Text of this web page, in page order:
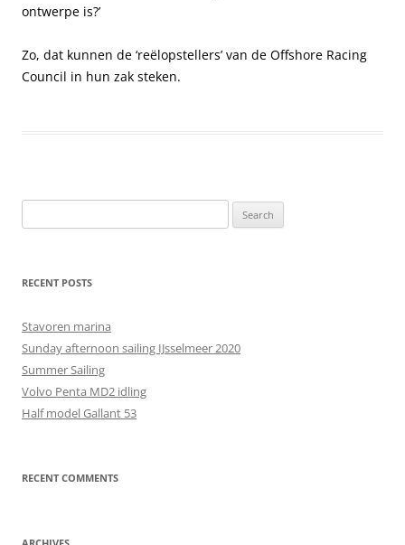
ontwerpe is?’
Zo, dat kunnen de ‘reëlopstellers’ van de Offshore Racing
Council in hun zak steken.
for:
RECENT POSTS
Stavoren marina
Sunday afternoon sailing IJsselmeer 2020
Summer Sailing
Volvo Penta MD2 idling
Half model Gallant 53
RECENT COMMENTS